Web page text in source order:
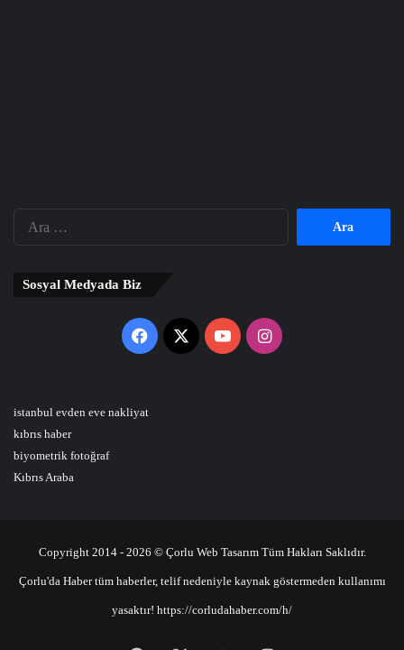
Sosyal Medyada Biz
Facebook
X YouTubeInstagram
istanbul evden eve nakliyat
kıbrıs haber
biyometrik fotoğraf
Kıbrıs Araba
Copyright 2014 - 2026 © Çorlu Web Tasarım Tüm Hakları Saklıdır.
Çorlu'da Haber tüm haberler, telif nedeniyle kaynak göstermeden kullanımı
yasaktır! https://corludahaber.com/h/